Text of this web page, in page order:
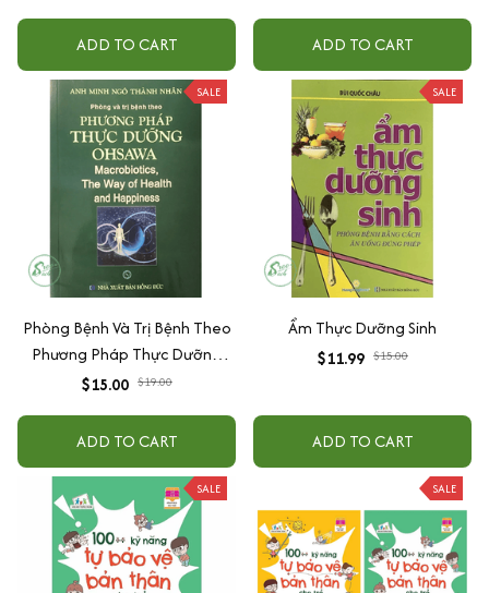
ADD TO CART ADD TO CART
SALE
Phòng Bệnh Và Trị Bệnh Theo
Phương Pháp Thực Dưỡng
Ohsawa
$15.00 $19.00
ADD TO CART
SALE
Ẩm Thực Dưỡng Sinh
$11.99 $15.00
ADD TO CART
SALE SALE